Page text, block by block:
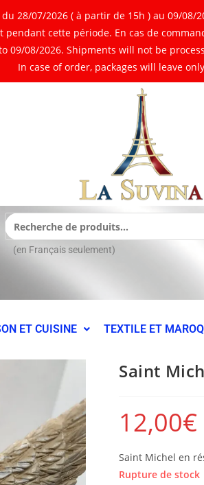
28/07/2026 ( à partir de 15h ) au 09/
pendant cette période. En cas de
09/08/2026. Shipments will not be
In case of order, packages will leave
(en Français seulement)
ET CUISINE TEXTILE ET
Saint
12,00€
Saint Michel en
Rupture de stock